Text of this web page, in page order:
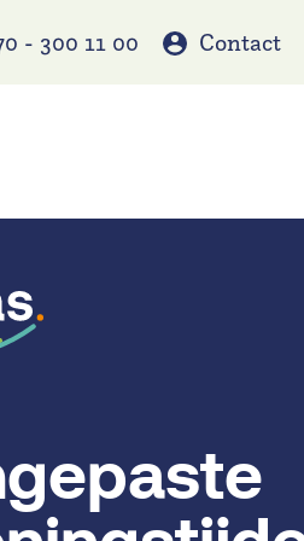
- 300 11 00 Contact